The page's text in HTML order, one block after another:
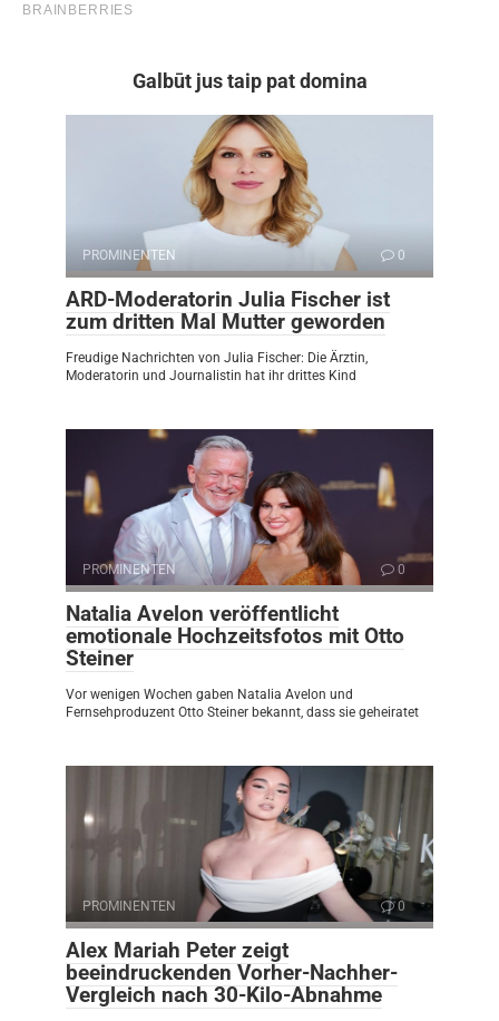
Galbūt jus taip pat domina
PROMINENTEN 0
ARD-Moderatorin Julia Fischer ist
zum dritten Mal Mutter geworden
Freudige Nachrichten von Julia Fischer: Die Ärztin,
Moderatorin und Journalistin hat ihr drittes Kind
PROMINENTEN 0
Natalia Avelon veröffentlicht
emotionale Hochzeitsfotos mit Otto
Steiner
Vor wenigen Wochen gaben Natalia Avelon und
Fernsehproduzent Otto Steiner bekannt, dass sie geheiratet
PROMINENTEN 0
Alex Mariah Peter zeigt
beeindruckenden Vorher-Nachher-
Vergleich nach 30-Kilo-Abnahme